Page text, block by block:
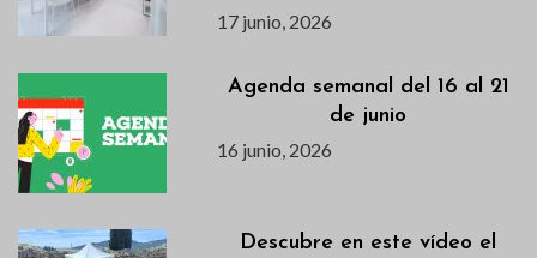
17 junio, 2026
Agenda semanal del 16 al 21
de junio
16 junio, 2026
Descubre en este vídeo el